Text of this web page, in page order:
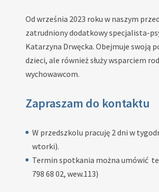
​​​​​​​​​​​​​​Od września 2023 roku w naszym
zatrudniony dodatkowy specjalista-
Katarzyna Drwęcka. Obejmuje swoją
dzieci, ale również służy wsparciem
wychowawcom.
Zapraszam do kontaktu
W przedszkolu pracuję 2 dni w
wtorki).
Termin spotkania można umówić
798 68 02, wew.113)